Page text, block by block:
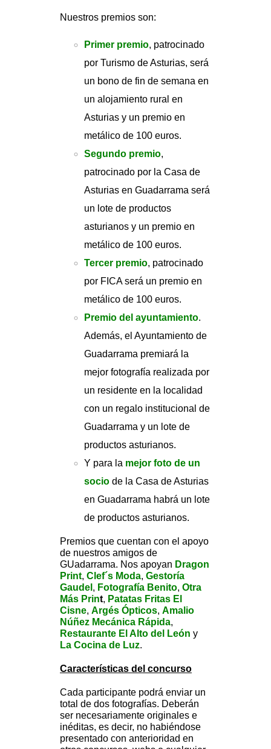
Nuestros premios son:
Primer premio, patrocinado
por Turismo de Asturias, será
un bono de fin de semana en
un alojamiento rural en
Asturias y un premio en
metálico de 100 euros.
Segundo premio,
patrocinado por la Casa de
Asturias en Guadarrama será
un lote de productos
asturianos y un premio en
metálico de 100 euros.
Tercer premio, patrocinado
por FICA será un premio en
metálico de 100 euros.
Premio del ayuntamiento.
Además, el Ayuntamiento de
Guadarrama premiará la
mejor fotografía realizada por
un residente en la localidad
con un regalo institucional de
Guadarrama y un lote de
productos asturianos.
Y para la mejor foto de un
socio de la Casa de Asturias
en Guadarrama habrá un lote
de productos asturianos.
Premios que cuentan con el apoyo
de nuestros amigos de
GUadarrama. Nos apoyan Dragon
Print, Clef´s Moda, Gestoría
Gaudel , Fotografía Benito, Otra
Más Print, Patatas Fritas El
Cisne, Argés Ópticos, Amalio
Núñez Mecánica Rápida,
Restaurante El Alto del León y
La Cocina de Luz.
Características del concurso
Cada participante podrá enviar un
total de dos fotografías. Deberán
ser necesariamente originales e
inéditas, es decir, no habiéndose
presentado con anterioridad en